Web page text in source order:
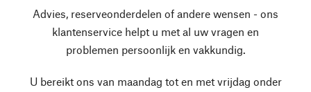
Advies, reserveonderdelen of andere wensen - ons
klantenservice helpt u met al uw vragen en
problemen persoonlijk en vakkundig.
U bereikt ons van maandag tot en met vrijdag onder